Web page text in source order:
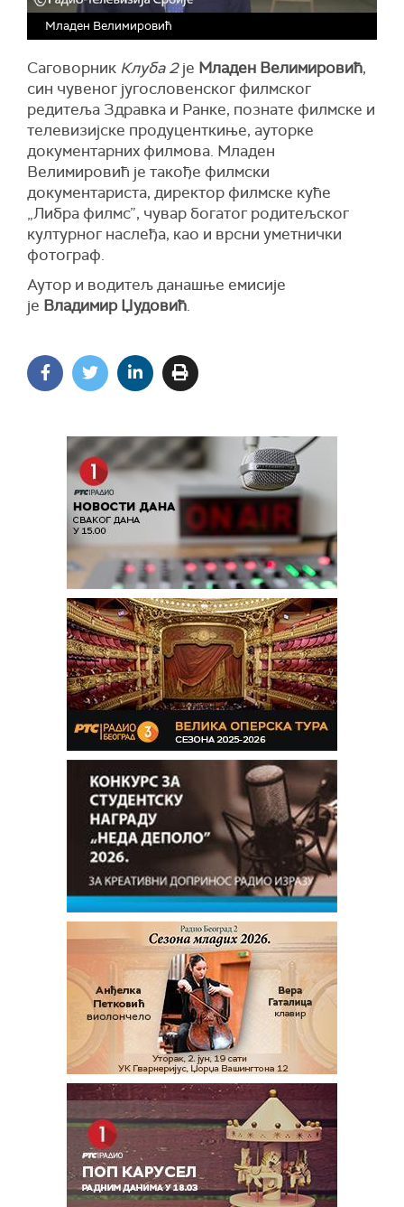
Младен Велимировић
Саговорник Клуба 2је Младен Велимировић,
син чувеног југословенског филмског
редитеља Здравка и Ранке, познате филмске и
телевизијске продуценткиње, ауторке
документарних филмова. Младен
Велимировић је такође филмски
документариста, директор филмске куће
„Либра филмс”, чувар богатог родитељског
културног наслеђа, као и врсни уметнички
фотограф.
Аутор и водитељ данашње емисије
је Владимир Џудовић.